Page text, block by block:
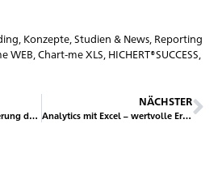
Konzepte, Studien & News Reporting
WEB ,Chart-me XLS HICHERT®SUCCESS
NÄCHSTER
Analytics mit Excel – wertvolle Erkenntnisse aus dem wachsenden Datenschatz gewinnen!